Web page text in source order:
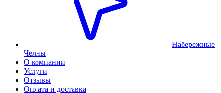
Набережные
Челны
О компании
Услуги
Отзывы
Оплата и доставка